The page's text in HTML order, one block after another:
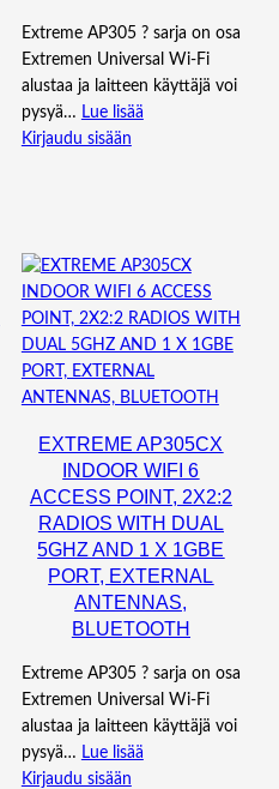
Extreme AP305 ? sarja on osa
Extremen Universal Wi-Fi
alustaa ja laitteen käyttäjä voi
pysyä… Lue lisää
Kirjaudu sisään
EXTREME AP305CX
INDOOR WIFI 6
ACCESS POINT, 2X2:2
RADIOS WITH DUAL
5GHZ AND 1 X 1GBE
PORT, EXTERNAL
ANTENNAS,
BLUETOOTH
Extreme AP305 ? sarja on osa
Extremen Universal Wi-Fi
alustaa ja laitteen käyttäjä voi
pysyä… Lue lisää
Kirjaudu sisään